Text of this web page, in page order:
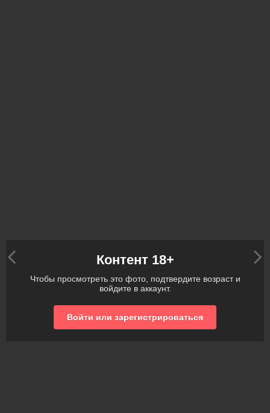
Контент 18+
Чтобы просмотреть это фото, подтвердите возраст и
войдите в аккаунт.
Войти или зарегистрироваться